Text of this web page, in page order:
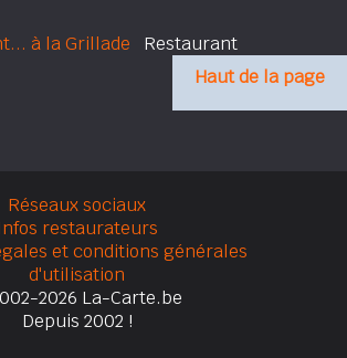
à la Grillade Restaurant
Haut de la page
Réseaux sociaux
restaurateurs
et conditions générales
d'utilisation
2026 La-Carte.be
Depuis 2002 !